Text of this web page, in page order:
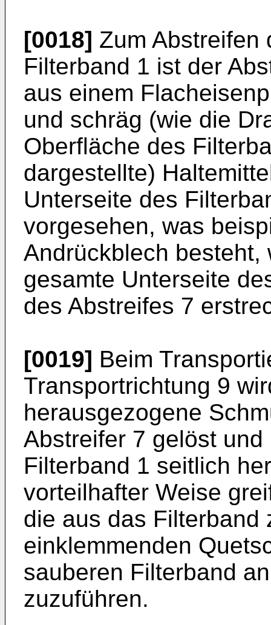
[0018] Zum Abstreifen
Filterband 1 ist der
aus einem
und schräg (wie die
Oberfläche des
dargestellte)
Unterseite des
vorgesehen, was
Andrückblech
gesamte Unterseite
des Abstreifes 7
[0019] Beim
Transportrichtung 9
herausgezogene
Abstreifer 7 gelöst
Filterband 1 seitlich
vorteilhafter Weise
die aus das Filterband
einklemmenden
sauberen Filterband
zuzuführen.